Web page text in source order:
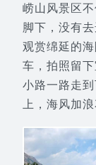
崂山风景区
脚下，没有
观赏绵延的
车，拍照留
小路一路走
上，海风加